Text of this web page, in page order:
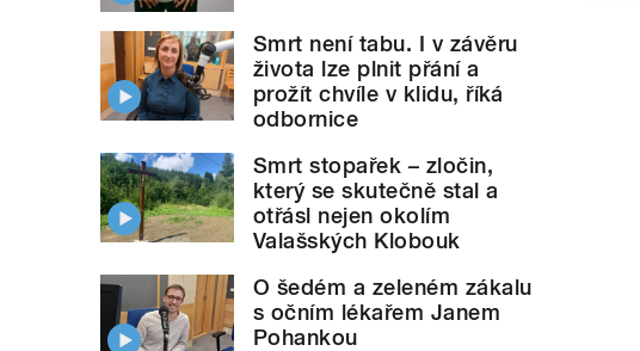
Smrt není tabu. I v závěru
života lze plnit přání a
prožít chvíle v klidu, říká
odbornice
Smrt stopařek – zločin,
který se skutečně stal a
otřásl nejen okolím
Valašských Klobouk
O šedém a zeleném zákalu
s očním lékařem Janem
Pohankou